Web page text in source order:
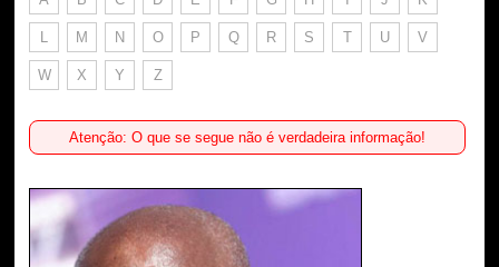
L M N O P Q R S T U V
W X Y Z
Atenção: O que se segue não é verdadeira informação!